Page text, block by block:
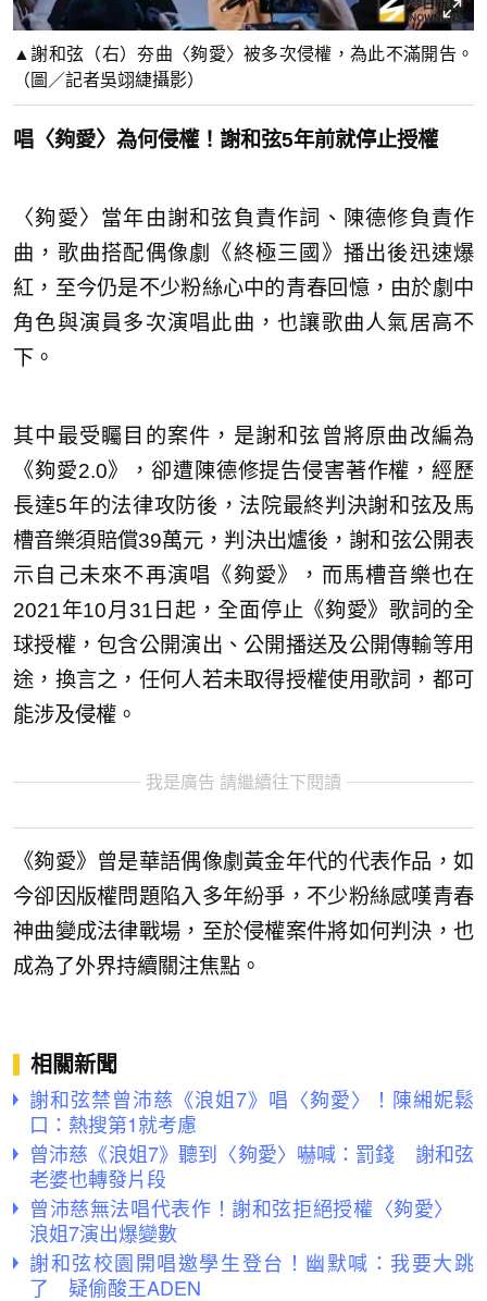
▲謝和弦（右）夯曲〈夠愛〉被多次侵權，為此不滿開告。
（圖／記者吳翊緁攝影）
唱〈夠愛〉為何侵權！謝和弦5年前就停止授權
〈夠愛〉當年由謝和弦負責作詞、陳德修負責作
曲，歌曲搭配偶像劇《終極三國》播出後迅速爆
紅，至今仍是不少粉絲心中的青春回憶，由於劇中
角色與演員多次演唱此曲，也讓歌曲人氣居高不
下。
其中最受矚目的案件，是謝和弦曾將原曲改編為
《夠愛2.0》，卻遭陳德修提告侵害著作權，經歷
長達5年的法律攻防後，法院最終判決謝和弦及馬
槽音樂須賠償39萬元，判決出爐後，謝和弦公開表
示自己未來不再演唱《夠愛》，而馬槽音樂也在
2021年10月31日起，全面停止《夠愛》歌詞的全
球授權，包含公開演出、公開播送及公開傳輸等用
途，換言之，任何人若未取得授權使用歌詞，都可
能涉及侵權。
我是廣告 請繼續往下閱讀
《夠愛》曾是華語偶像劇黃金年代的代表作品，如
今卻因版權問題陷入多年紛爭，不少粉絲感嘆青春
神曲變成法律戰場，至於侵權案件將如何判決，也
成為了外界持續關注焦點。
相關新聞
謝和弦禁曾沛慈《浪姐7》唱〈夠愛〉！陳緗妮鬆
口：熱搜第1就考慮
曾沛慈《浪姐7》聽到〈夠愛〉嚇喊：罰錢 謝和弦
老婆也轉發片段
曾沛慈無法唱代表作！謝和弦拒絕授權〈夠愛〉
浪姐7演出爆變數
謝和弦校園開唱邀學生登台！幽默喊：我要大跳
了 疑偷酸王ADEN